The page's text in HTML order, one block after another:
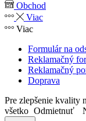
Obchod
Viac
Viac
Formulár na
Reklamačný
Reklamačný
Doprava
Pre zlepšenie kvality
všetko Odmietnuť